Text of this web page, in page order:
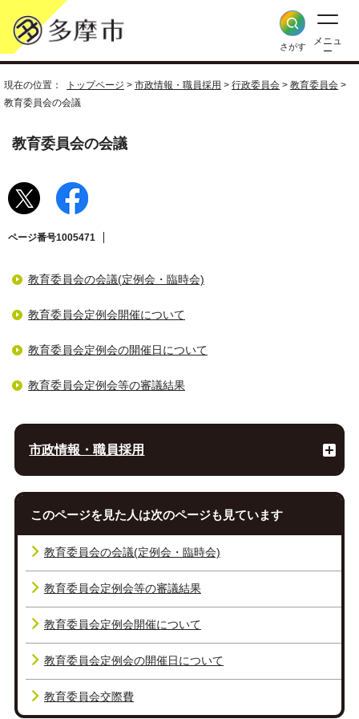
さがす
メニュ
ー
現在の位置： トップページ > 市政情報・職員採用 > 行政委員会 > 教育委員会 >
教育委員会の会議
教育委員会の会議
ページ番号1005471
教育委員会の会議(定例会・臨時会)
教育委員会定例会開催について
教育委員会定例会の開催日について
教育委員会定例会等の審議結果
市政情報・職員採用
このページを見た人は次のページも見ています
教育委員会の会議(定例会・臨時会)
教育委員会定例会等の審議結果
教育委員会定例会開催について
教育委員会定例会の開催日について
教育委員会交際費